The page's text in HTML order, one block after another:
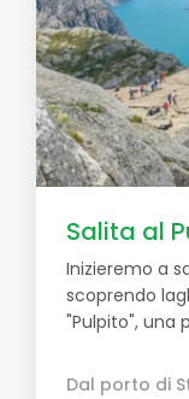
Salita al
Inizieremo a
scoprendo
"Pulpito", una
Dal porto di